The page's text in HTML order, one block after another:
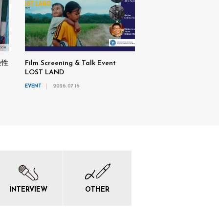
性
Film Screening & Talk Event
LOST LAND
EVENT 2026.07.16
INTERVIEW OTHER